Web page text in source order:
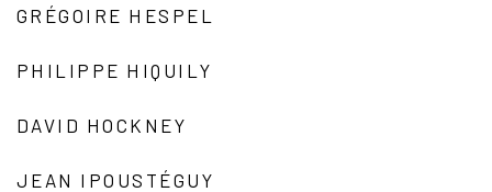
GRÉGOIRE HESPEL
PHILIPPE HIQUILY
DAVID HOCKNEY
JEAN IPOUSTÉGUY